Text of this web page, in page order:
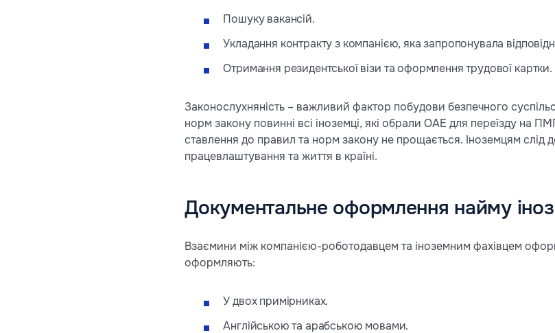
Пошуку вакансій.
Укладання контракту з компанією, яка запропонувала
Отримання резидентської візи та оформлення трудової картки.
Законослухняність – важливий фактор побудови безпечного
норм закону повинні всі іноземці, які обрали ОАЕ для переїзду на
ставлення до правил та норм закону не прощається. Іноземцям слід
працевлаштування та життя в країні.
Документальне оформлення найму
Взаємини між компанією-роботодавцем та іноземним фахівцем
оформляють:
У двох примірниках.
Англійською та арабською мовами.